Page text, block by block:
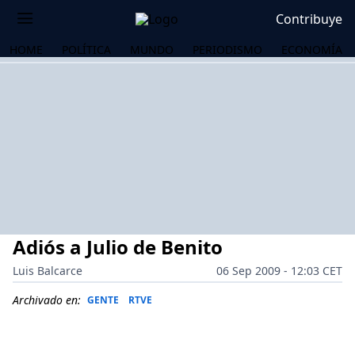
Contribuye
HOME POLÍTICA MUNDO PERIODISMO ECONOMÍA
Adiós a Julio de Benito
Luis Balcarce
06 Sep 2009 - 12:03 CET
Archivado en: GENTE RTVE